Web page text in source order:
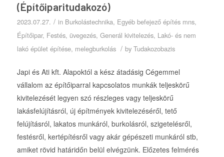
(Építőiparitudakozó)
2023.07.27. / in Burkolástechnika, Egyéb befejező építés mns,
Építőipar, Festés, üvegezés, Generál kivitelezés, Lakó- és nem
lakó épület építése, melegburkolás / by Tudakozobazis
Japi és Ati kft. Alapoktól a kész átadásig Cégemmel
vállalom az építőiparral kapcsolatos munkák teljeskörű
kivitelezését legyen szó részleges vagy teljeskörű
lakásfelújításról, új építmények kivitelezéséről, tető
felújításról, lakatos munkáról, burkolásról, szigetelésről,
festésről, kertépítésről vagy akár gépészeti munkáról stb,
amiket rövid határidőn belül elvégzünk. Előzetes felmérés